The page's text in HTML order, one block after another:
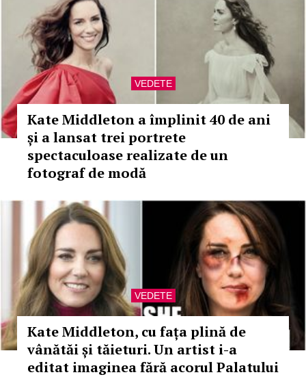
VEDETE
Kate Middleton a împlinit 40 de ani
și a lansat trei portrete
spectaculoase realizate de un
fotograf de modă
VEDETE
Kate Middleton, cu fața plină de
vânătăi și tăieturi. Un artist i-a
editat imaginea fără acorul Palatului